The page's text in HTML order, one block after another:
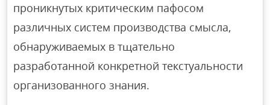
проникнутых критическим пафосом
различных систем производства смысла,
обнаруживаемых в тщательно
разработанной конкретной текстуальности
организованного знания.